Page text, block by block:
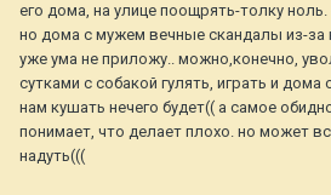
его дома, на улице поощрять-толку
но дома с мужем вечные скандалы из-за
уже ума не приложу.. можно,конечно,
сутками с собакой гулять, играть и дома
нам кушать нечего будет(( а самое
понимает, что делает плохо. но может
надуть(((